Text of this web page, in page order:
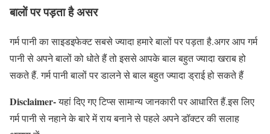
बालों पर पड़ता है असर
गर्म पानी का साइडइफेक्ट सबसे ज्यादा हमारे बालों पर पड़ता है.अगर आप गर्म
पानी से अपने बालों को धोते हैं तो इससे आपके बाल बहुत ज्यादा खराब हो
सकते हैं. गर्म पानी बालों पर डालने से बाल बहुत ज्यादा ड्राई हो सकते हैं
Disclaimer-यहां दिए गए टिप्स सामान्य जानकारी पर आधारित हैं.इस लिए
गर्म पानी से नहाने के बारे में राय बनाने से पहले अपने डॉक्टर की सलाह